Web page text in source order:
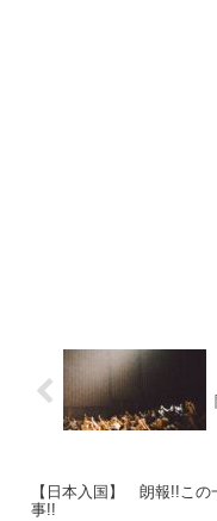
【日本入国】 朗報!!この
事!!